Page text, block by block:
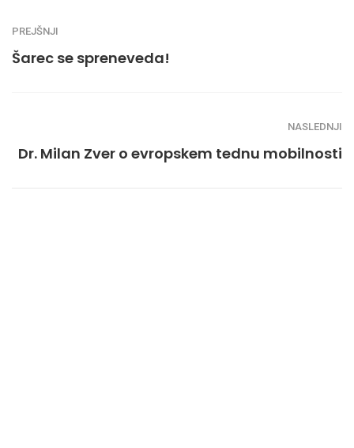
PREJŠNJI
Šarec se spreneveda!
NASLEDNJI
Dr. Milan Zver o evropskem tednu mobilnosti